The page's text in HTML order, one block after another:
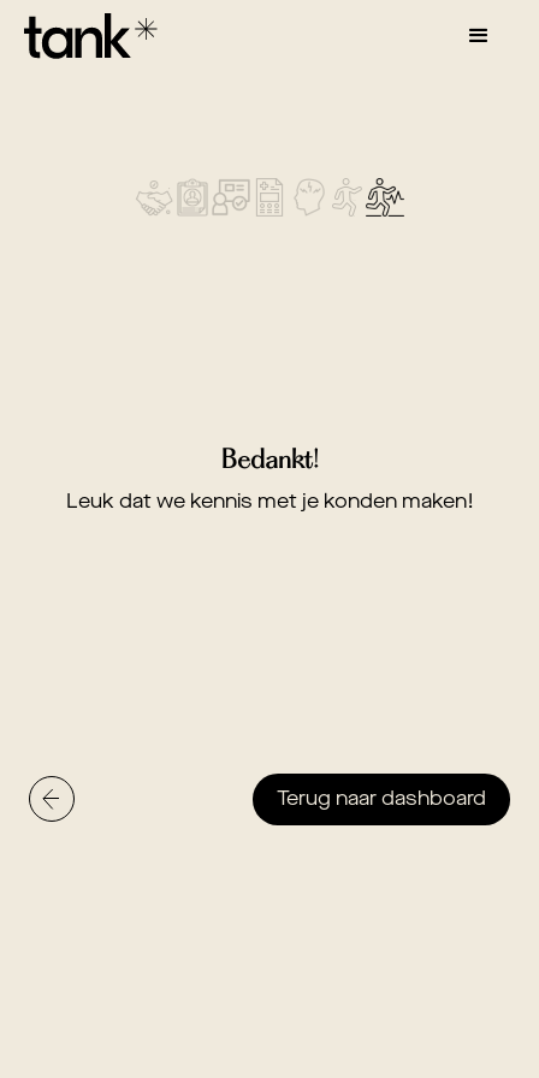
Bedankt!
Leuk dat we kennis met je konden maken!
Terug naar dashboard